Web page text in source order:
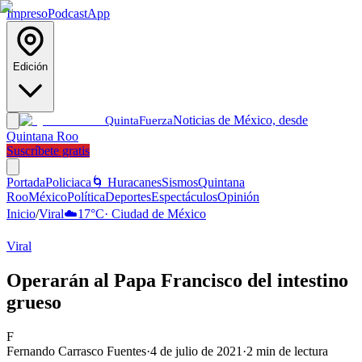
ImpresoPodcastApp
Edición
QuintaFuerzaNoticias de México, desde
Quintana Roo
Suscríbete gratis
PortadaPoliciaca 🌀 HuracanesSismosQuintana
RooMéxicoPolíticaDeportesEspectáculosOpinión
Inicio/Viral☁️17°C· Ciudad de México
Viral
Operarán al Papa Francisco del intestino
grueso
F
Fernando Carrasco Fuentes·4 de julio de 2021 ·2 min de lectura